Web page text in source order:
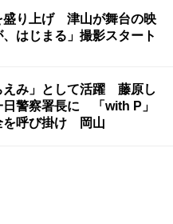
盛り上げ 津山が舞台の映
はじまる」撮影スタート
えみ」として活躍 藤原し
日警察署長に 「with P」
を呼び掛け 岡山